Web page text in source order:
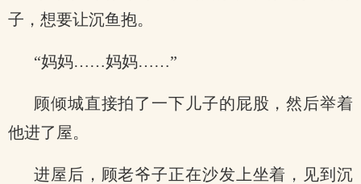
子，想要让沉鱼抱。
“妈妈……妈妈……”
顾倾城直接拍了一下儿子的屁股，然后举着
他进了屋。
进屋后，顾老爷子正在沙发上坐着，见到沉